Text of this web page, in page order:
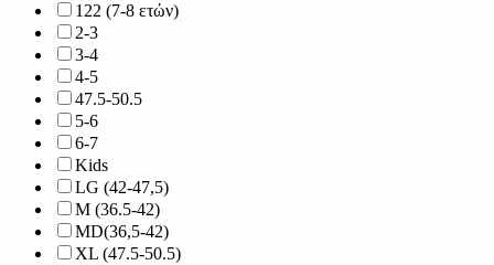
122 (7-8 ετών)
2-3
3-4
4-5
47.5-50.5
5-6
6-7
Kids
LG (42-47,5)
M (36.5-42)
MD(36,5-42)
XL (47.5-50.5)